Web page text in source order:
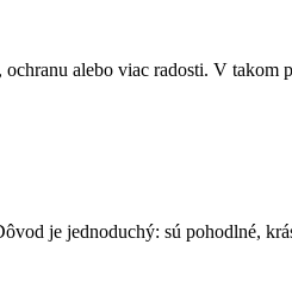
alebo viac radosti. V
je jednoduchý: sú pohodlné,